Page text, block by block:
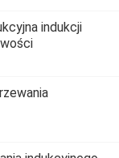
indukcji